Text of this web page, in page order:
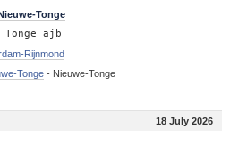
Tonge
Tonge ajb
Rijnmond
Tonge- Nieuwe-Tonge
18 July 2026